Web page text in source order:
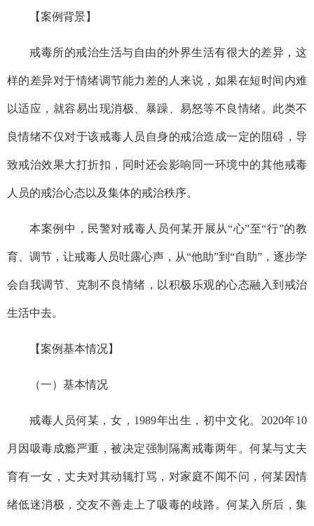
【案例背景】
戒毒所的戒治生活与自由的外界生活有很大的差异，这
样的差异对于情绪调节能力差的人来说，如果在短时间内难
以适应，就容易出现消极、暴躁、易怒等不良情绪。此类不
良情绪不仅对于该戒毒人员自身的戒治造成一定的阻碍，导
致戒治效果大打折扣，同时还会影响同一环境中的其他戒毒
人员的戒治心态以及集体的戒治秩序。
本案例中，民警对戒毒人员何某开展从“心”至“行”的教
育、调节，让戒毒人员吐露心声，从“他助”到“自助”，逐步学
会自我调节、克制不良情绪，以积极乐观的心态融入到戒治
生活中去。
【案例基本情况】
（一）基本情况
戒毒人员何某，女，1989年出生，初中文化。2020年10
月因吸毒成瘾严重，被决定强制隔离戒毒两年。何某与丈夫
育有一女，丈夫对其动辄打骂，对家庭不闻不问，何某因情
绪低迷消极，交友不善走上了吸毒的歧路。何某入所后，集